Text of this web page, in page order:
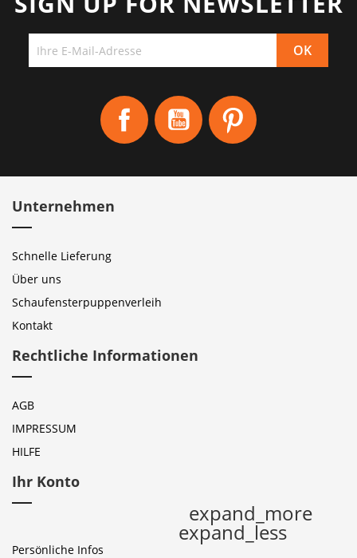
Facebook YouTube
Unternehmen
Schnelle Lieferung
Über uns
Schaufensterpuppenverleih
Kontakt
Rechtliche Informationen
AGB
IMPRESSUM
HILFE
Ihr Konto
expand_more
expand_less
Persönliche Infos